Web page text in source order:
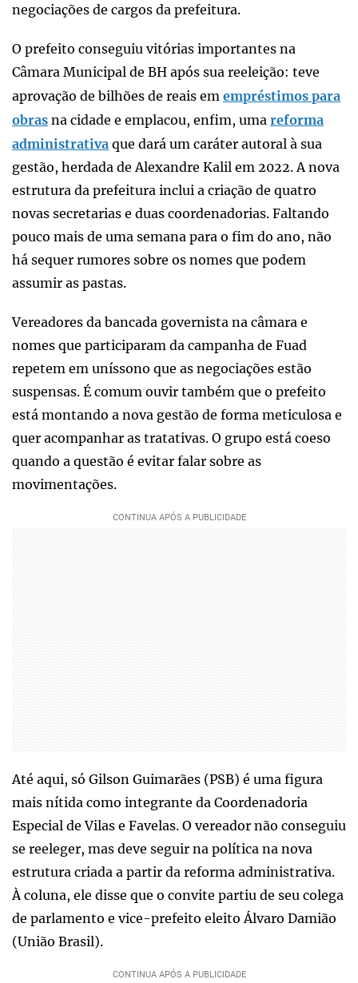
negociações de cargos da prefeitura.
O prefeito conseguiu vitórias importantes na
Câmara Municipal de BH após sua reeleição: teve
aprovação de bilhões de reais em empréstimos para
obras na cidade e emplacou, enfim, uma reforma
administrativa que dará um caráter autoral à sua
gestão, herdada de Alexandre Kalil em 2022. A nova
estrutura da prefeitura inclui a criação de quatro
novas secretarias e duas coordenadorias. Faltando
pouco mais de uma semana para o fim do ano, não
há sequer rumores sobre os nomes que podem
assumir as pastas.
Vereadores da bancada governista na câmara e
nomes que participaram da campanha de Fuad
repetem em uníssono que as negociações estão
suspensas. É comum ouvir também que o prefeito
está montando a nova gestão de forma meticulosa e
quer acompanhar as tratativas. O grupo está coeso
quando a questão é evitar falar sobre as
movimentações.
Até aqui, só Gilson Guimarães (PSB) é uma figura
mais nítida como integrante da Coordenadoria
Especial de Vilas e Favelas. O vereador não conseguiu
se reeleger, mas deve seguir na política na nova
estrutura criada a partir da reforma administrativa.
À coluna, ele disse que o convite partiu de seu colega
de parlamento e vice-prefeito eleito Álvaro Damião
(União Brasil).